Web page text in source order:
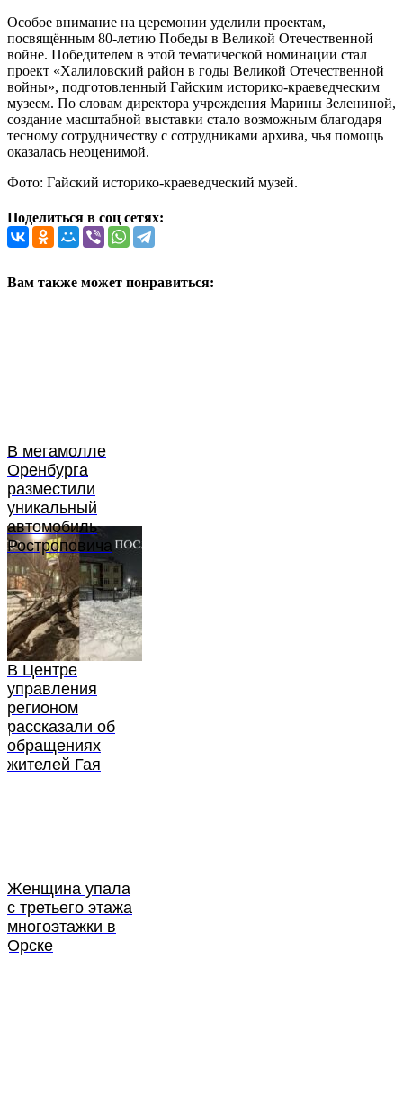
Особое внимание на церемонии уделили проектам,
посвящённым 80-летию Победы в Великой Отечественной
войне. Победителем в этой тематической номинации стал
проект «Халиловский район в годы Великой Отечественной
войны», подготовленный Гайским историко-краеведческим
музеем. По словам директора учреждения Марины Зелениной,
создание масштабной выставки стало возможным благодаря
тесному сотрудничеству с сотрудниками архива, чья помощь
оказалась неоценимой.
Фото: Гайский историко-краеведческий музей.
Поделиться в соц сетях:
Вам также может понравиться:
В мегамолле
Оренбурга
разместили
уникальный
автомобиль
Ростроповича
В Центре
управления
регионом
рассказали об
обращениях
жителей Гая
Женщина упала
с третьего этажа
многоэтажки в
Орске